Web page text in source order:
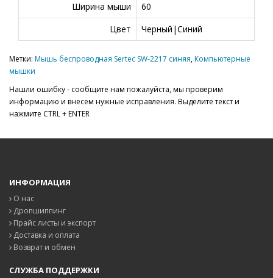
Ширина мыши
60
Цвет
Черный|Синий
Метки: Мышь беспроводная Sertec SW-2217 синяя,Компьютерные
мышки
Нашли ошибку - сообщите нам пожалуйста, мы проверим
информацию и внесем нужные исправления. Выделите текст и
нажмите CTRL + ENTER
ИНФОРМАЦИЯ
О нас
Дропшиппинг
Прайс листы и экспорт
Доставка и оплата
Возврат и обмен
СЛУЖБА ПОДДЕРЖКИ